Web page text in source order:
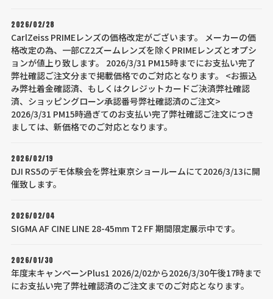
2026/02/28
CarlZeiss PRIMEレンズの価格改定がございます。 メーカーの価
格改定の為、一部CZ2ズームレンズを除くPRIMEレンズとオプシ
ョンが値上り致します。 2026/3/31 PM15時までにお支払い完了
弊社確認ご注文分まで掲載価格でのご対応となります。 <お振込
み弊社着金確認済、もしくはクレジットカードご決済弊社確認
済、ショッピングローン承認番号弊社確認済のご注文>
2026/3/31 PM15時過ぎてのお支払い完了弊社確認ご注文につき
ましては、新価格でのご対応となります。
2026/02/19
DJI RS5のデモ体験会を弊社東京ショールームにて2026/3/13に開
催致します。
2026/02/04
SIGMA AF CINE LINE 28-45mm T2 FF 期間限定展示中です。
2026/01/30
年度末キャンペーンPlus1 2026/2/02から2026/3/30午後17時まで
にお支払い完了弊社確認済のご注文までのご対応となります。